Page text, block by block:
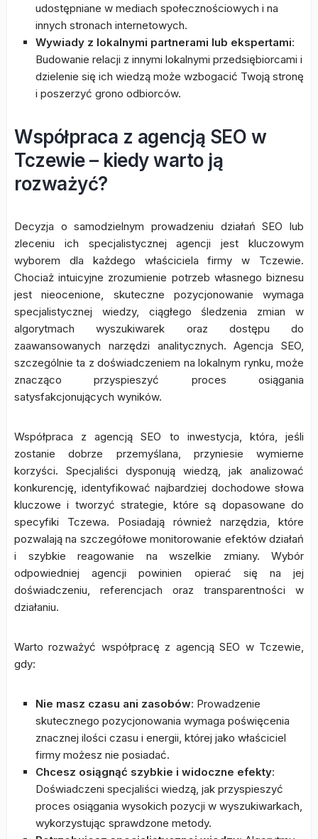
udostępniane w mediach społecznościowych i na
innych stronach internetowych.
Wywiady z lokalnymi partnerami lub ekspertami:
Budowanie relacji z innymi lokalnymi przedsiębiorcami i
dzielenie się ich wiedzą może wzbogacić Twoją stronę
i poszerzyć grono odbiorców.
Współpraca z agencją SEO w
Tczewie – kiedy warto ją
rozważyć?
Decyzja o samodzielnym prowadzeniu działań SEO lub
zleceniu ich specjalistycznej agencji jest kluczowym
wyborem dla każdego właściciela firmy w Tczewie.
Chociaż intuicyjne zrozumienie potrzeb własnego biznesu
jest nieocenione, skuteczne pozycjonowanie wymaga
specjalistycznej wiedzy, ciągłego śledzenia zmian w
algorytmach wyszukiwarek oraz dostępu do
zaawansowanych narzędzi analitycznych. Agencja SEO,
szczególnie ta z doświadczeniem na lokalnym rynku, może
znacząco przyspieszyć proces osiągania
satysfakcjonujących wyników.
Współpraca z agencją SEO to inwestycja, która, jeśli
zostanie dobrze przemyślana, przyniesie wymierne
korzyści. Specjaliści dysponują wiedzą, jak analizować
konkurencję, identyfikować najbardziej dochodowe słowa
kluczowe i tworzyć strategie, które są dopasowane do
specyfiki Tczewa. Posiadają również narzędzia, które
pozwalają na szczegółowe monitorowanie efektów działań
i szybkie reagowanie na wszelkie zmiany. Wybór
odpowiedniej agencji powinien opierać się na jej
doświadczeniu, referencjach oraz transparentności w
działaniu.
Warto rozważyć współpracę z agencją SEO w Tczewie,
gdy:
Nie masz czasu ani zasobów: Prowadzenie
skutecznego pozycjonowania wymaga poświęcenia
znacznej ilości czasu i energii, której jako właściciel
firmy możesz nie posiadać.
Chcesz osiągnąć szybkie i widoczne efekty:
Doświadczeni specjaliści wiedzą, jak przyspieszyć
proces osiągania wysokich pozycji w wyszukiwarkach,
wykorzystując sprawdzone metody.